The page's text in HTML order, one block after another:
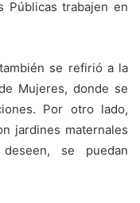
Públicas trabajen en
se refirió a la
Mujeres, donde se
Por otro lado,
jardines maternales
se puedan